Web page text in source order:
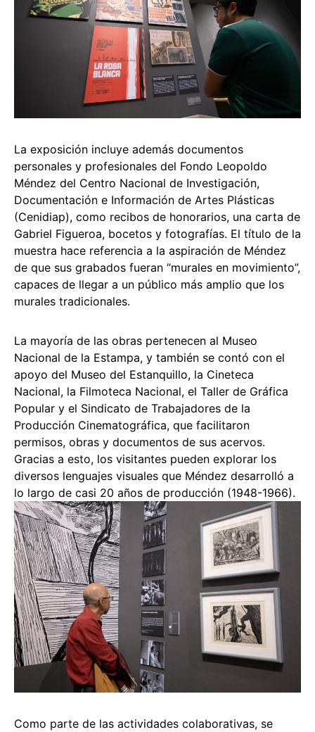
La exposición incluye además documentos
personales y profesionales del Fondo Leopoldo
Méndez del Centro Nacional de Investigación,
Documentación e Información de Artes Plásticas
(Cenidiap), como recibos de honorarios, una carta de
Gabriel Figueroa, bocetos y fotografías. El título de la
muestra hace referencia a la aspiración de Méndez
de que sus grabados fueran “murales en movimiento”,
capaces de llegar a un público más amplio que los
murales tradicionales.
La mayoría de las obras pertenecen al Museo
Nacional de la Estampa, y también se contó con el
apoyo del Museo del Estanquillo, la Cineteca
Nacional, la Filmoteca Nacional, el Taller de Gráfica
Popular y el Sindicato de Trabajadores de la
Producción Cinematográfica, que facilitaron
permisos, obras y documentos de sus acervos.
Gracias a esto, los visitantes pueden explorar los
diversos lenguajes visuales que Méndez desarrolló a
lo largo de casi 20 años de producción (1948-1966).
Como parte de las actividades colaborativas, se